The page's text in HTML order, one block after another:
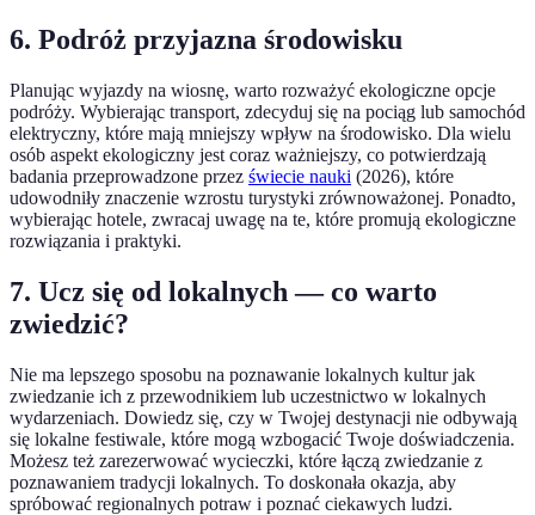
6. Podróż przyjazna środowisku
Planując wyjazdy na wiosnę, warto rozważyć ekologiczne opcje
podróży. Wybierając transport, zdecyduj się na pociąg lub samochód
elektryczny, które mają mniejszy wpływ na środowisko. Dla wielu
osób aspekt ekologiczny jest coraz ważniejszy, co potwierdzają
badania przeprowadzone przez świecie nauki (2026), które
udowodniły znaczenie wzrostu turystyki zrównoważonej. Ponadto,
wybierając hotele, zwracaj uwagę na te, które promują ekologiczne
rozwiązania i praktyki.
7. Ucz się od lokalnych — co warto
zwiedzić?
Nie ma lepszego sposobu na poznawanie lokalnych kultur jak
zwiedzanie ich z przewodnikiem lub uczestnictwo w lokalnych
wydarzeniach. Dowiedz się, czy w Twojej destynacji nie odbywają
się lokalne festiwale, które mogą wzbogacić Twoje doświadczenia.
Możesz też zarezerwować wycieczki, które łączą zwiedzanie z
poznawaniem tradycji lokalnych. To doskonała okazja, aby
spróbować regionalnych potraw i poznać ciekawych ludzi.